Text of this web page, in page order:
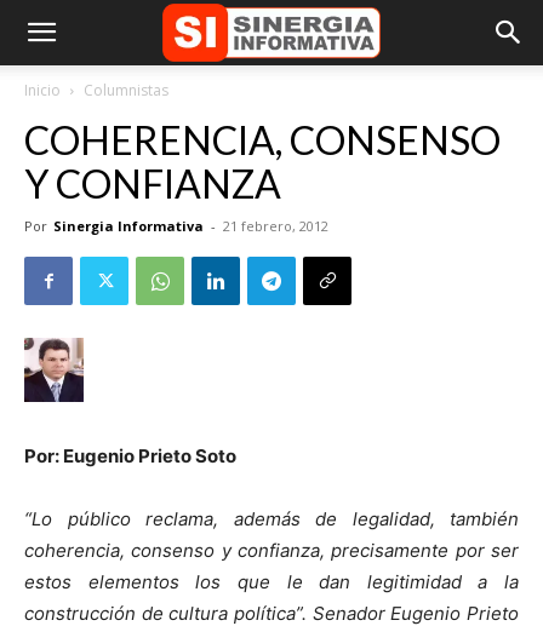
Inicio Columnistas
COHERENCIA, CONSENSO
Y CONFIANZA
Por Sinergia Informativa - 21 febrero, 2012
Por: Eugenio Prieto Soto
“Lo público reclama, además de legalidad, también
coherencia, consenso y confianza, precisamente por ser
estos elementos los que le dan legitimidad a la
construcción de cultura política”. Senador Eugenio Prieto